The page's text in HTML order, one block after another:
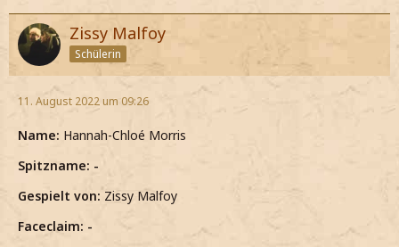
Zissy Malfoy
Schülerin
11. August 2022 um 09:26
Name: Hannah-Chloé Morris
Spitzname: -
Gespielt von: Zissy Malfoy
Faceclaim: -